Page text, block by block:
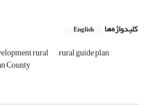
کلیدواژه‌ها English
rural rural guide plan
County